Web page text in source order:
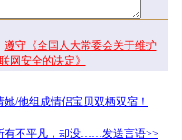
遵守《全国人大常委会关于维护
网安全的决定》
/他组成情侣宝贝双栖双宿！
有不平凡，却没……发送言语>>